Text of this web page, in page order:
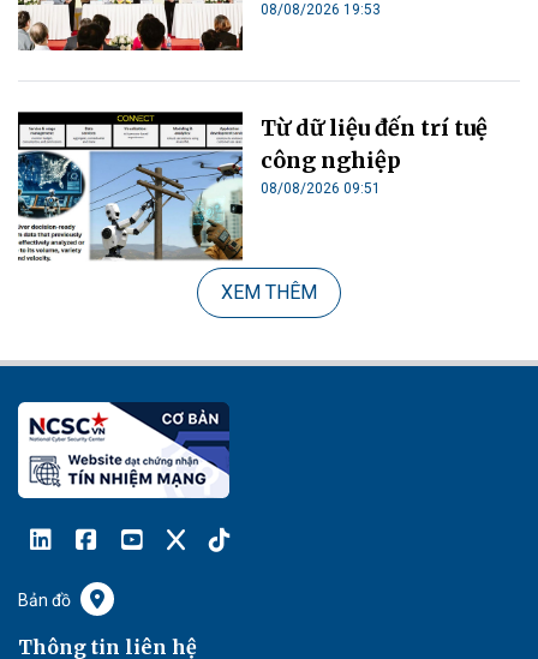
08/08/2026 19:53
Từ dữ liệu đến trí tuệ
công nghiệp
08/08/2026 09:51
XEM THÊM
Bản đồ
Thông tin liên hệ